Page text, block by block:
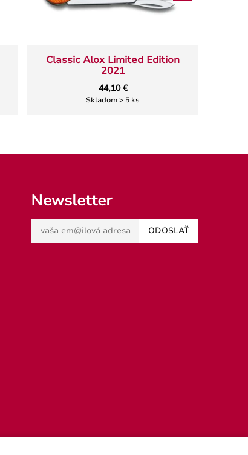
Classic Alox Limited Edition
2021
44,10 €
Skladom > 5 ks
Newsletter
ODOSLAŤ